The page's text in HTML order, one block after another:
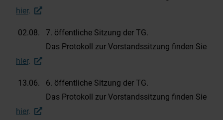
hier.
02.08. 7. öffentliche Sitzung der TG.
Das Protokoll zur Vorstandssitzung finden Sie
hier.
13.06. 6. öffentliche Sitzung der TG.
Das Protokoll zur Vorstandssitzung finden Sie
hier.